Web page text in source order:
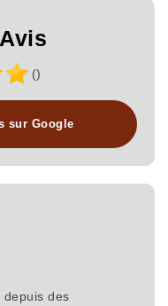
Avis
()
sur Google
des